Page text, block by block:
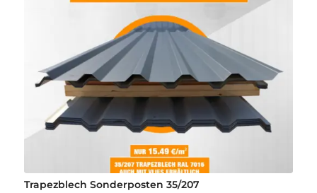
Trapezblech Sonderposten 35/207